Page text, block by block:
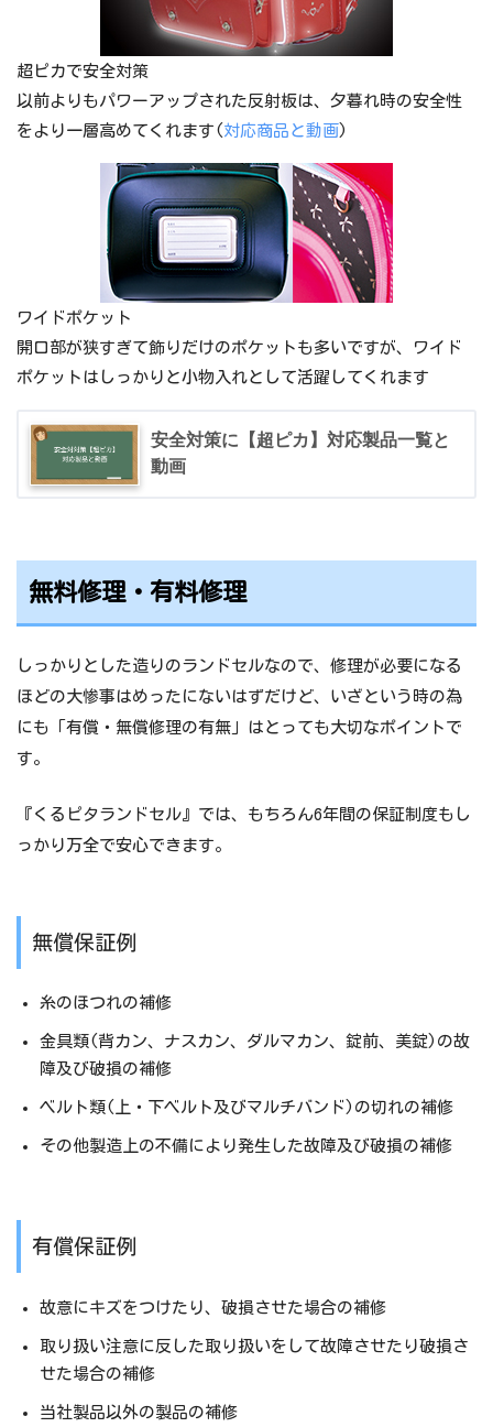
超ピカで安全対策
以前よりもパワーアップされた反射板は、夕暮れ時の安全性
をより一層高めてくれます(対応商品と動画)
ワイドポケット
開口部が狭すぎて飾りだけのポケットも多いですが、ワイド
ポケットはしっかりと小物入れとして活躍してくれます
安全対策に【超ピカ】対応製品一覧と
動画
無料修理・有料修理
しっかりとした造りのランドセルなので、修理が必要になる
ほどの大惨事はめったにないはずだけど、いざという時の為
にも「有償・無償修理の有無」はとっても大切なポイントで
す。
『くるピタランドセル』では、もちろん6年間の保証制度もし
っかり万全で安心できます。
無償保証例
糸のほつれの補修
金具類(背カン、ナスカン、ダルマカン、錠前、美錠)の故
障及び破損の補修
ベルト類(上・下ベルト及びマルチバンド)の切れの補修
その他製造上の不備により発生した故障及び破損の補修
有償保証例
故意にキズをつけたり、破損させた場合の補修
取り扱い注意に反した取り扱いをして故障させたり破損さ
せた場合の補修
当社製品以外の製品の補修